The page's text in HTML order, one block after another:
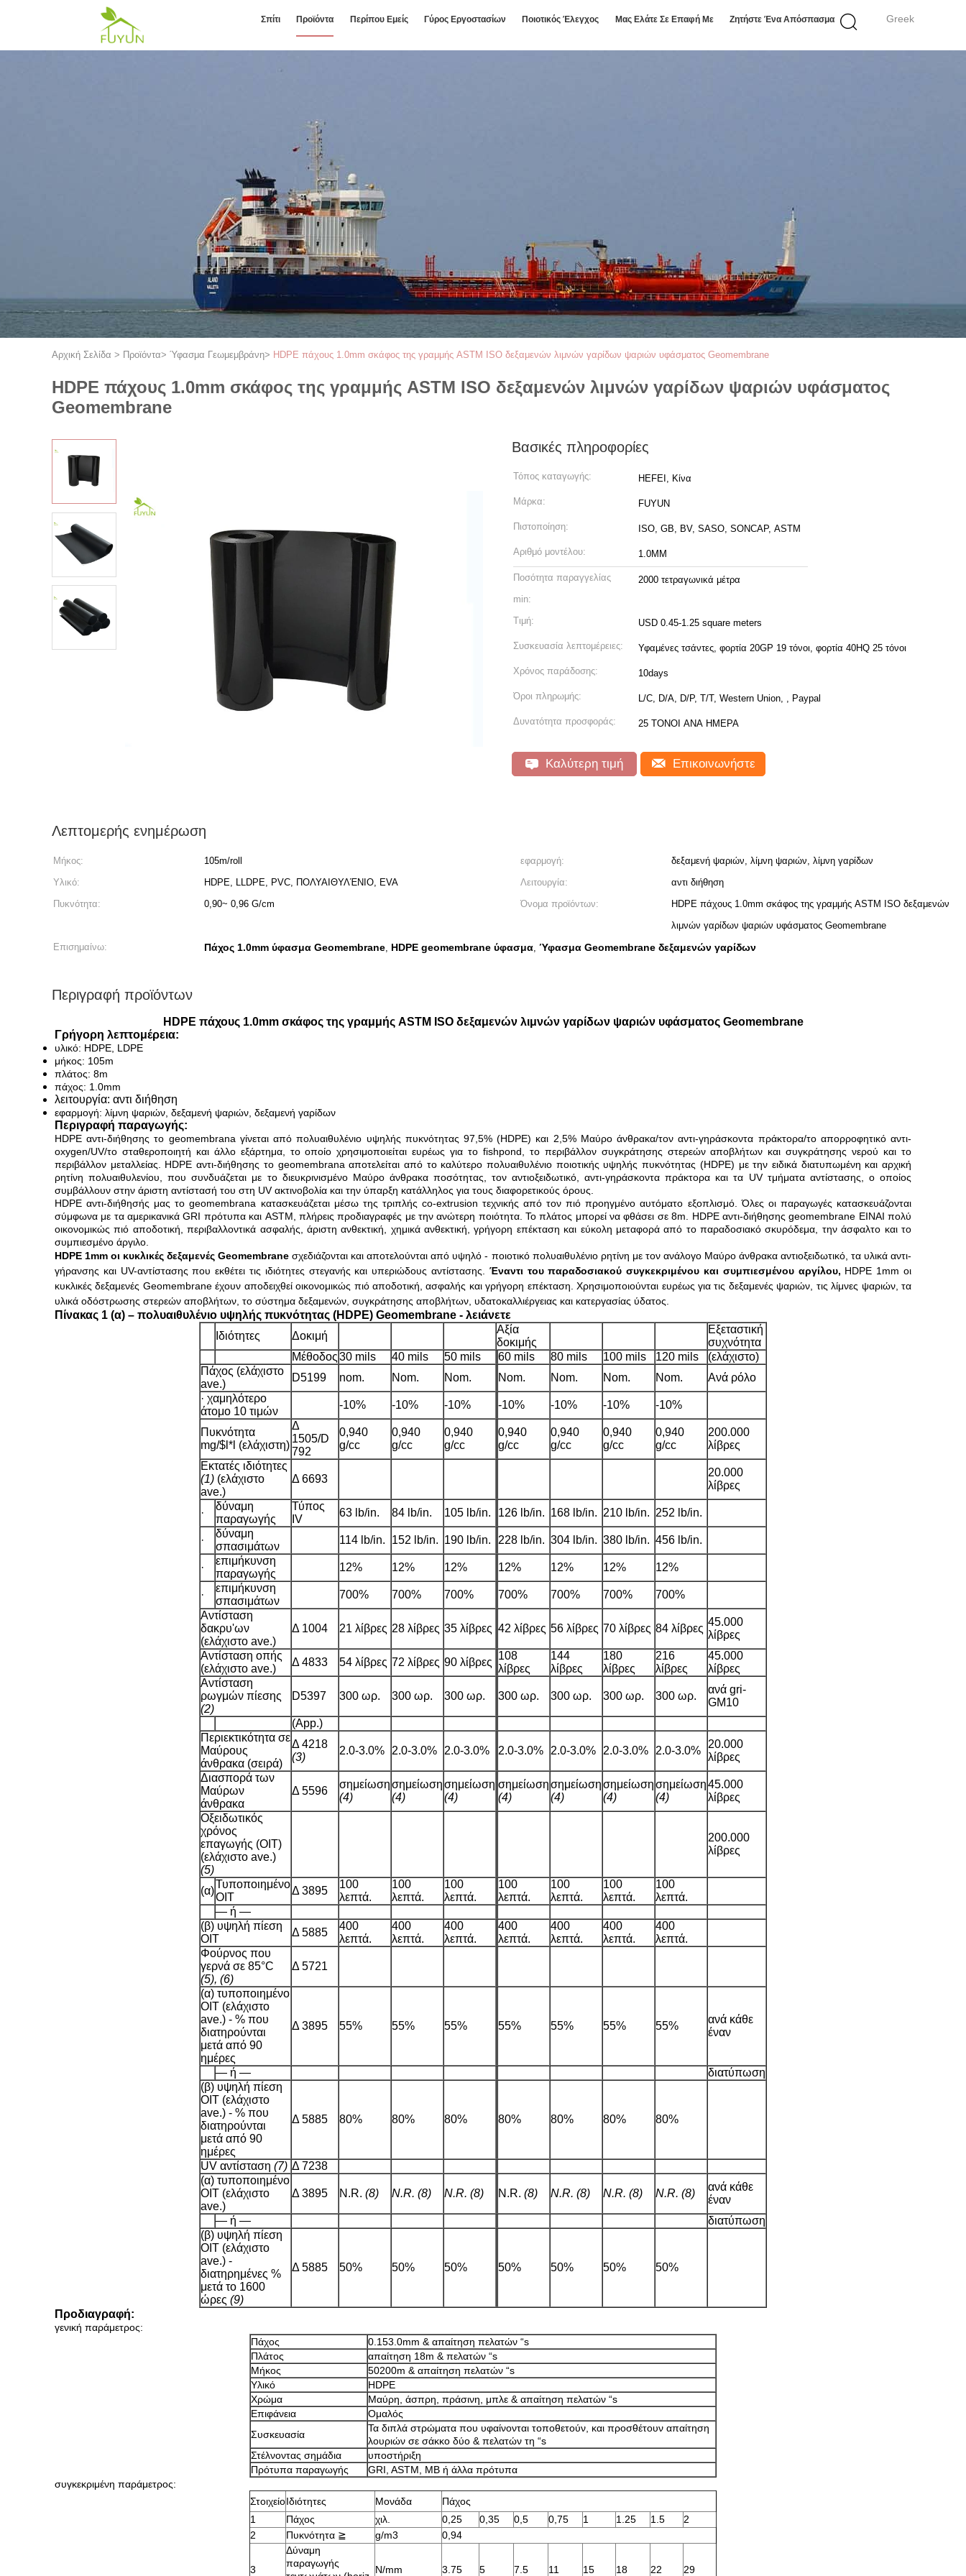
Greek
Σπίτι Προϊόντα Περίπου Εμείς Γύρος Εργοστασίων Ποιοτικός Έλεγχος Μας Ελάτε Σε Επαφή Με Ζητήστε Ένα Απόσπασμα
Αρχική Σελίδα > Προϊόντα> Ύφασμα Γεωμεμβράνη> HDPE πάχους 1.0mm σκάφος της γραμμής ASTM ISO δεξαμενών λιμνών γαρίδων ψαριών υφάσματος Geomembrane
HDPE πάχους 1.0mm σκάφος της γραμμής ASTM ISO δεξαμενών λιμνών γαρίδων ψαριών υφάσματος
Geomembrane
Βασικές πληροφορίες
Τόπος καταγωγής: HEFEI, Κίνα
Μάρκα: FUYUN
Πιστοποίηση: ISO, GB, BV, SASO, SONCAP, ASTM
Αριθμό μοντέλου: 1.0MM
Ποσότητα παραγγελίας
min:
2000 τετραγωνικά μέτρα
Τιμή: USD 0.45-1.25 square meters
Συσκευασία λεπτομέρειες: Υφαμένες τσάντες, φορτία 20GP 19 τόνοι, φορτία 40HQ 25 τόνοι
Χρόνος παράδοσης: 10days
Όροι πληρωμής: L/C, D/A, D/P, T/T, Western Union, , Paypal
Δυνατότητα προσφοράς: 25 ΤΟΝΟΙ ΑΝΑ ΗΜΕΡΑ
Καλύτερη τιμή Επικοινωνήστε
Λεπτομερής ενημέρωση
Μήκος: 105m/roll εφαρμογή:
δεξαμενή ψαριών, λίμνη ψαριών, λίμνη γαρίδων
Υλικό:
HDPE, LLDPE, PVC, ΠΟΛΥΑΙΘΥΛΈΝΙΟ, EVA Λειτουργία:
αντι διήθηση
Πυκνότητα:
0,90~ 0,96 G/cm Όνομα προϊόντων:
HDPE πάχους 1.0mm σκάφος της γραμμής ASTM ISO δεξαμενών
λιμνών γαρίδων ψαριών υφάσματος Geomembrane
Επισημαίνω:
Πάχος 1.0mm ύφασμα Geomembrane, HDPE geomembrane ύφασμα, Ύφασμα Geomembrane δεξαμενών γαρίδων
Περιγραφή προϊόντων
HDPE πάχους 1.0mm σκάφος της γραμμής ASTM ISO δεξαμενών λιμνών γαρίδων ψαριών υφάσματος Geomembrane
Γρήγορη λεπτομέρεια:
υλικό: HDPE, LDPE
μήκος: 105m
πλάτος: 8m
πάχος: 1.0mm
λειτουργία: αντι διήθηση
εφαρμογή: λίμνη ψαριών, δεξαμενή ψαριών, δεξαμενή γαρίδων
Περιγραφή παραγωγής:
HDPE αντι-διήθησης το geomembrana γίνεται από πολυαιθυλένιο υψηλής πυκνότητας 97,5% (HDPE) και 2,5% Μαύρο άνθρακα/τον αντι-γηράσκοντα πράκτορα/το απορροφητικό αντι-
oxygen/UV/το σταθεροποιητή και άλλο εξάρτημα, το οποίο χρησιμοποιείται ευρέως για το fishpond, το περιβάλλον συγκράτησης στερεών αποβλήτων και συγκράτησης νερού και το
περιβάλλον μεταλλείας. HDPE αντι-διήθησης το geomembrana αποτελείται από το καλύτερο πολυαιθυλένιο ποιοτικής υψηλής πυκνότητας (HDPE) με την ειδικά διατυπωμένη και αρχική
ρητίνη πολυαιθυλενίου, που συνδυάζεται με το διευκρινισμένο Μαύρο άνθρακα ποσότητας, τον αντιοξειδωτικό, αντι-γηράσκοντα πράκτορα και τα UV τμήματα αντίστασης, ο οποίος
συμβάλλουν στην άριστη αντίστασή του στη UV ακτινοβολία και την ύπαρξη κατάλληλος για τους διαφορετικούς όρους.
HDPE αντι-διήθησής μας το geomembrana κατασκευάζεται μέσω της τριπλής co-extrusion τεχνικής από τον πιό προηγμένο αυτόματο εξοπλισμό. Όλες οι παραγωγές κατασκευάζονται
σύμφωνα με τα αμερικανικά GRI πρότυπα και ASTM, πλήρεις προδιαγραφές με την ανώτερη ποιότητα. Το πλάτος μπορεί να φθάσει σε 8m. HDPE αντι-διήθησης geomembrane ΕΙΝΑΙ πολύ
οικονομικώς πιό αποδοτική, περιβαλλοντικά ασφαλής, άριστη ανθεκτική, χημικά ανθεκτική, γρήγορη επέκταση και εύκολη μεταφορά από το παραδοσιακό σκυρόδεμα, την άσφαλτο και το
συμπιεσμένο άργιλο.
HDPE 1mm οι κυκλικές δεξαμενές Geomembrane σχεδιάζονται και αποτελούνται από υψηλό - ποιοτικό πολυαιθυλένιο ρητίνη με τον ανάλογο Μαύρο άνθρακα αντιοξειδωτικό, τα υλικά αντι-
γήρανσης και UV-αντίστασης που εκθέτει τις ιδιότητες στεγανής και υπεριώδους αντίστασης.
Έναντι του παραδοσιακού συγκεκριμένου και συμπιεσμένου αργίλου, HDPE 1mm οι
κυκλικές δεξαμενές Geomembrane έχουν αποδειχθεί οικονομικώς πιό αποδοτική, ασφαλής και γρήγορη επέκταση. Χρησιμοποιούνται ευρέως για τις δεξαμενές ψαριών, τις λίμνες ψαριών, τα
υλικά οδόστρωσης στερεών αποβλήτων, το σύστημα δεξαμενών συγκράτησης αποβλήτων, υδατοκαλλιέργειας και κατεργασίας ύδατος.
Πίνακας 1 (α) – πολυαιθυλένιο υψηλής πυκνότητας (HDPE) Geomembrane - λειάνετε
Ιδιότητες
Δοκιμή
Αξία
δοκιμής
Εξεταστική
συχνότητα
Μέθοδος30 mils 40 mils 50 mils 60 mils 80 mils 100 mils 120 mils
(ελάχιστο)
Πάχος (ελάχιστο
ave.)
D5199 nom. Nom. Nom. Nom. Nom. Nom. Nom.
Ανά ρόλο
· χαμηλότερο
άτομο 10 τιμών
-10% -10% -10% -10% -10% -10% -10%
Πυκνότητα
mg/$l*l (ελάχιστη)
Δ
1505/D
792
0,940
g/cc
0,940
g/cc
0,940
g/cc
0,940
g/cc
0,940
g/cc
0,940
g/cc
0,940
g/cc
200.000
λίβρες
Εκτατές ιδιότητες
(1) (ελάχιστο
ave.)
Δ 6693
20.000
λίβρες
·
δύναμη
παραγωγής
Τύπος
IV
63 lb/in. 84 lb/in. 105 lb/in. 126 lb/in. 168 lb/in. 210 lb/in. 252 lb/in.
·
δύναμη
σπασιμάτων
114 lb/in. 152 lb/in. 190 lb/in. 228 lb/in. 304 lb/in. 380 lb/in. 456 lb/in.
·
επιμήκυνση
παραγωγής
12% 12% 12% 12% 12% 12% 12%
·
επιμήκυνση
σπασιμάτων
700% 700% 700% 700% 700% 700%
700%
Αντίσταση
δακρυ'ων
(ελάχιστο ave.)
Δ 1004 21 λίβρες 28 λίβρες 35 λίβρες 42 λίβρες 56 λίβρες 70 λίβρες 84 λίβρες
45.000
λίβρες
Αντίσταση οπής
(ελάχιστο ave.)
Δ 4833 54 λίβρες 72 λίβρες 90 λίβρες
108
λίβρες
144
λίβρες
180
λίβρες
216
λίβρες
45.000
λίβρες
Αντίσταση
ρωγμών πίεσης
(2)
D5397 300 ωρ. 300 ωρ. 300 ωρ. 300 ωρ. 300 ωρ. 300 ωρ. 300 ωρ.
ανά gri-
GM10
(App.)
Περιεκτικότητα σε
Μαύρους
άνθρακα (σειρά)
Δ 4218
(3)
2.0-3.0% 2.0-3.0% 2.0-3.0% 2.0-3.0% 2.0-3.0% 2.0-3.0% 2.0-3.0%
20.000
λίβρες
Διασπορά των
Μαύρων
άνθρακα
Δ 5596
σημείωση
(4)
σημείωση
(4)
σημείωση
(4)
σημείωση
(4)
σημείωση
(4)
σημείωση
(4)
σημείωση
(4)
45.000
λίβρες
Οξειδωτικός
χρόνος
επαγωγής (OIT)
(ελάχιστο ave.)
(5)
200.000
λίβρες
(α)
Τυποποιημένο
OIT
Δ 3895
100
λεπτά.
100
λεπτά.
100
λεπτά.
100
λεπτά.
100
λεπτά.
100
λεπτά.
100
λεπτά.
— ή —
(β) υψηλή πίεση
OIT
Δ 5885
400
λεπτά.
400
λεπτά.
400
λεπτά.
400
λεπτά.
400
λεπτά.
400
λεπτά.
400
λεπτά.
Φούρνος που
γερνά σε 85°C
(5), (6)
Δ 5721
(α) τυποποιημένο
OIT (ελάχιστο
ave.) - % που
διατηρούνται
μετά από 90
ημέρες
Δ 3895 55% 55% 55% 55% 55% 55% 55%
ανά κάθε
έναν
— ή —
διατύπωση
(β) υψηλή πίεση
OIT (ελάχιστο
ave.) - % που
διατηρούνται
μετά από 90
ημέρες
Δ 5885 80% 80% 80% 80% 80% 80% 80%
UV αντίσταση (7) Δ 7238
(α) τυποποιημένο
OIT (ελάχιστο
ave.)
Δ 3895 N.R. (8) N.R. (8) N.R. (8) N.R. (8) N.R. (8) N.R. (8) N.R. (8)
ανά κάθε
έναν
— ή —
διατύπωση
(β) υψηλή πίεση
OIT (ελάχιστο
ave.) -
διατηρημένες %
μετά το 1600
ώρες (9)
Δ 5885 50% 50% 50% 50% 50% 50% 50%
Προδιαγραφή:
γενική παράμετρος:
Πάχος
0.153.0mm & απαίτηση πελατών “s
Πλάτος
απαίτηση 18m & πελατών “s
Μήκος
50200m & απαίτηση πελατών “s
Υλικό
HDPE
Χρώμα
Μαύρη, άσπρη, πράσινη, μπλε & απαίτηση πελατών “s
Επιφάνεια
Ομαλός
Συσκευασία
Τα διπλά στρώματα που υφαίνονται τοποθετούν, και προσθέτουν απαίτηση
λουριών σε σάκκο δύο & πελατών τη “s
Στέλνοντας σημάδια
υποστήριξη
Πρότυπα παραγωγής
GRI, ASTM, ΜΒ ή άλλα πρότυπα
συγκεκριμένη παράμετρος:
ΣτοιχείοΙδιότητες Μονάδα
Πάχος
1
Πάχος χιλ. 0,25 0,35 0,5 0,75 1 1.25 1.5
2
2
Πυκνότητα ≧ g/m3 0,94
3
Δύναμη
παραγωγής
N/mm 3.75 5 7.5 11 15 18 22 29